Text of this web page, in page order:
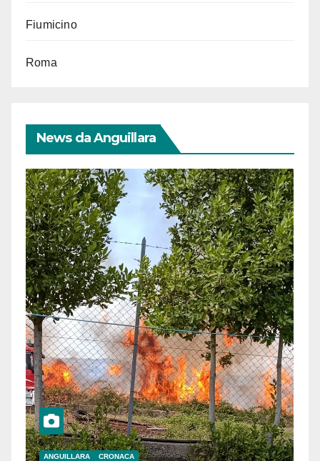
Fiumicino
Roma
News da Anguillara
ANGUILLARA CRONACA